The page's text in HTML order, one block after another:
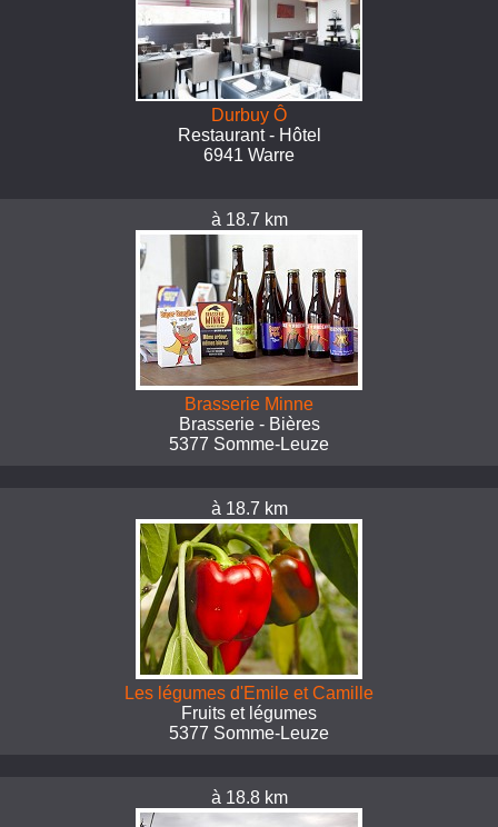
Durbuy Ô
Restaurant - Hôtel
6941 Warre
à 18.7 km
Brasserie Minne
Brasserie - Bières
5377 Somme-Leuze
à 18.7 km
Les légumes d'Emile et Camille
Fruits et légumes
5377 Somme-Leuze
à 18.8 km